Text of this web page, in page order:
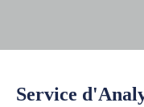
Service